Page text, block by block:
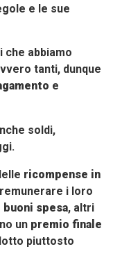
e le sue
che abbiamo
tanti, dunque
e
soldi,
ricompense in
i loro
buoni spesa, altri
un premio finale
piuttosto